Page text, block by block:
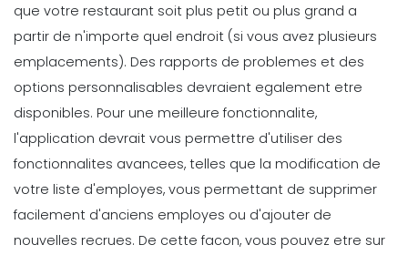
que votre restaurant soit plus petit ou plus grand a
partir de n'importe quel endroit (si vous avez plusieurs
emplacements). Des rapports de problemes et des
options personnalisables devraient egalement etre
disponibles. Pour une meilleure fonctionnalite,
l'application devrait vous permettre d'utiliser des
fonctionnalites avancees, telles que la modification de
votre liste d'employes, vous permettant de supprimer
facilement d'anciens employes ou d'ajouter de
nouvelles recrues. De cette facon, vous pouvez etre sur